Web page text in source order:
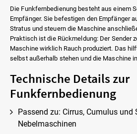
Die Funkfernbedienung besteht aus einem
Empfänger. Sie befestigen den Empfänger
Stratus und steuern die Maschine
Praktisch ist die Rückmeldung: Der Sender
Maschine wirklich Rauch produziert. Das
selbst außerhalb stehen und die Maschine
Technische Details zur
Funkfernbedienung
Passend zu: Cirrus, Cumulus und
Nebelmaschinen